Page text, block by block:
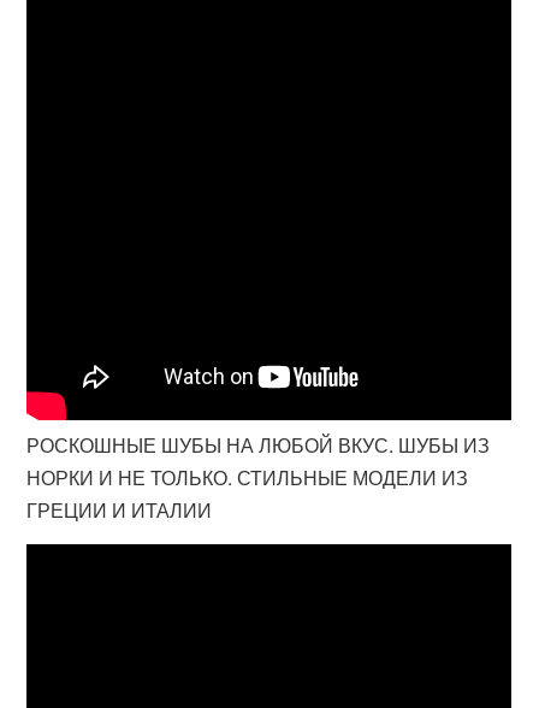
РОСКОШНЫЕ ШУБЫ НА ЛЮБОЙ ВКУС. ШУБЫ ИЗ
НОРКИ И НЕ ТОЛЬКО. СТИЛЬНЫЕ МОДЕЛИ ИЗ
ГРЕЦИИ И ИТАЛИИ